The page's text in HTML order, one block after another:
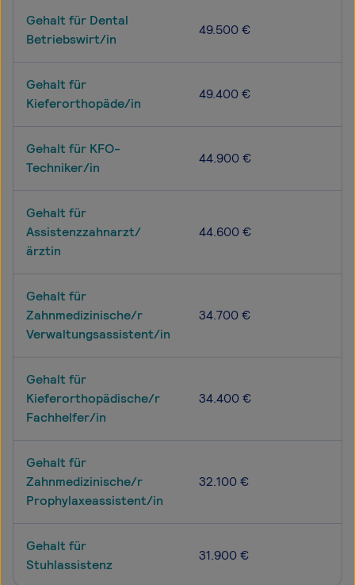
Gehalt für Dental
Betriebswirt/in
49.500 €
Gehalt für
Kieferorthopäde/in
49.400 €
Gehalt für KFO-
Techniker/in
44.900 €
Gehalt für
Assistenzzahnarzt/
ärztin
44.600 €
Gehalt für
Zahnmedizinische/r
Verwaltungsassistent/in
34.700 €
Gehalt für
Kieferorthopädische/r
Fachhelfer/in
34.400 €
Gehalt für
Zahnmedizinische/r
Prophylaxeassistent/in
32.100 €
Gehalt für
Stuhlassistenz
31.900 €